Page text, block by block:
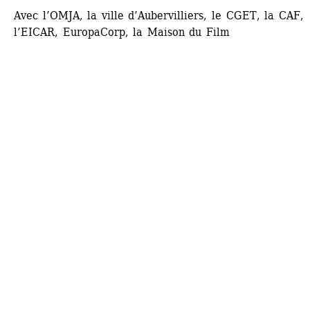
Avec l’OMJA, la ville d’Aubervilliers, le CGET, la CAF,
l’EICAR, EuropaCorp, la Maison du Film